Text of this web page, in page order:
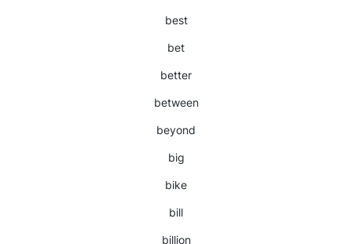
best
bet
better
between
beyond
big
bike
bill
billion